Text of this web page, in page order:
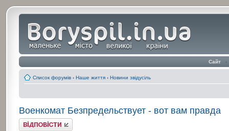
Сайт ‹
Список форумів ‹ Наше життя ‹ Новини звідусіль
Военкомат Безпредельствует - вот вам правда
Відповісти